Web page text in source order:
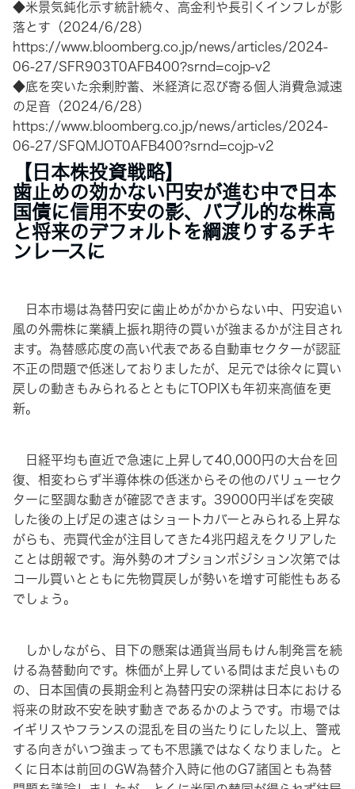
◆米景気鈍化示す統計続々、高金利や長引くインフレが影
落とす（2024/6/28）
https://www.bloomberg.co.jp/news/articles/2024-
06-27/SFR903T0AFB400?srnd=cojp-v2
◆底を突いた余剰貯蓄、米経済に忍び寄る個人消費急減速
の足音（2024/6/28）
https://www.bloomberg.co.jp/news/articles/2024-
06-27/SFQMJOT0AFB400?srnd=cojp-v2
【日本株投資戦略】
歯止めの効かない円安が進む中で日本
国債に信用不安の影、バブル的な株高
と将来のデフォルトを綱渡りするチキ
ンレースに
日本市場は為替円安に歯止めがかからない中、円安追い
風の外需株に業績上振れ期待の買いが強まるかが注目され
ます。為替感応度の高い代表である自動車セクターが認証
不正の問題で低迷しておりましたが、足元では徐々に買い
戻しの動きもみられるとともにTOPIXも年初来高値を更
新。
日経平均も直近で急速に上昇して40,000円の大台を回
復、相変わらず半導体株の低迷からその他のバリューセク
ターに堅調な動きが確認できます。39000円半ばを突破
した後の上げ足の速さはショートカバーとみられる上昇な
がらも、売買代金が注目してきた4兆円超えをクリアした
ことは朗報です。海外勢のオプションポジション次第では
コール買いとともに先物買戻しが勢いを増す可能性もある
でしょう。
しかしながら、目下の懸案は通貨当局もけん制発言を続
ける為替動向です。株価が上昇している間はまだ良いもの
の、日本国債の長期金利と為替円安の深耕は日本における
将来の財政不安を映す動きであるかのようです。市場では
イギリスやフランスの混乱を目の当たりにした以上、警戒
する向きがいつ強まっても不思議ではなくなりました。と
くに日本は前回のGW為替介入時に他のG7諸国とも為替